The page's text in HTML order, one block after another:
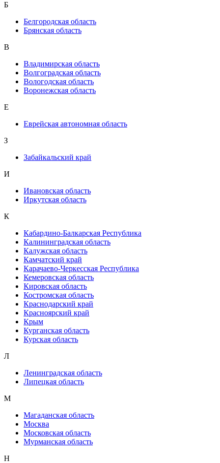
Б
Белгородская область
Брянская область
В
Владимирская область
Волгоградская область
Вологодская область
Воронежская область
Е
Еврейская автономная область
З
Забайкальский край
И
Ивановская область
Иркутская область
К
Кабардино-Балкарская Республика
Калининградская область
Калужская область
Камчатский край
Карачаево-Черкесская Республика
Кемеровская область
Кировская область
Костромская область
Краснодарский край
Красноярский край
Крым
Курганская область
Курская область
Л
Ленинградская область
Липецкая область
М
Магаданская область
Москва
Московская область
Мурманская область
Н